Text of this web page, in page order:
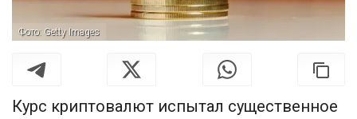
Фото: Getty Images
Курс криптовалют испытал существенное